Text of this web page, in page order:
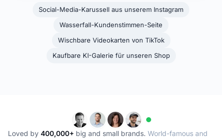
Social-Media-Karussell aus unserem Instagram
Wasserfall-Kundenstimmen-Seite
Wischbare Videokarten von TikTok
Kaufbare KI-Galerie für unseren Shop
Loved by 400,000+ big and small brands. World-famous and